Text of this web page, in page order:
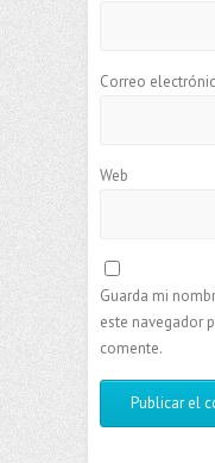
Correo
Web
Guarda mi
este navegador
comente.